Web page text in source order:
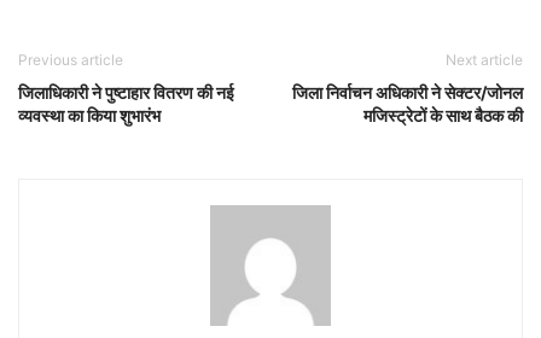
Previous article
जिलाधिकारी ने पुष्टाहार वितरण की नई
व्यवस्था का किया शुभारंभ
Next article
जिला निर्वाचन अधिकारी ने सेक्टर/जोनल
मजिस्ट्रेटों के साथ बैठक की